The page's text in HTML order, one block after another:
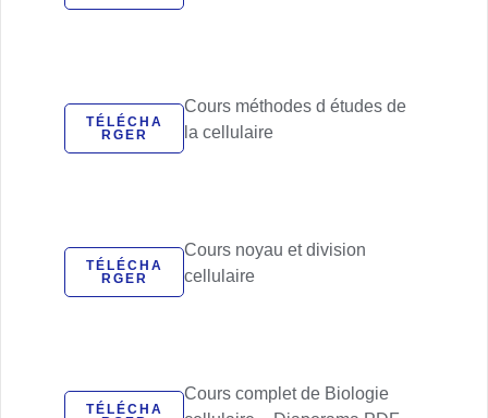
Cours méthodes d études de
la cellulaire
TÉLÉCHA
RGER
Cours noyau et division
cellulaire
TÉLÉCHA
RGER
Cours complet de Biologie
TÉLÉCHA